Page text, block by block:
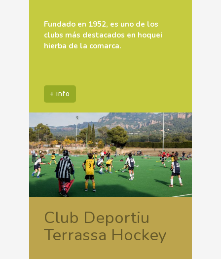
Fundado en 1952, es uno de los
clubs más destacados en hoquei
hierba de la comarca.
+ info
Club Deportiu
Terrassa Hockey